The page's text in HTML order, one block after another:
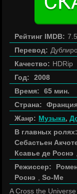
Рейтинг IMDB: 7.5
Перевод:
Качество: HDRip
Год:
2008
Время:
65 мин.
Страна:
Жанр: Музыка,
В главных ролях:
Себастьен
Ксавье де Роснэ
Режиссер:
Роснэ
,So-Me
A Cross the